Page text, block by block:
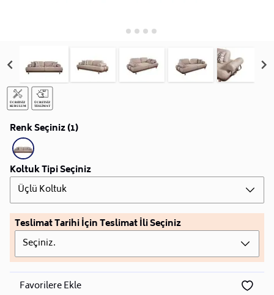
Renk Seçiniz (1)
Koltuk Tipi Seçiniz
Üçlü Koltuk
Teslimat Tarihi İçin Teslimat İli Seçiniz
Seçiniz.
Favorilere Ekle